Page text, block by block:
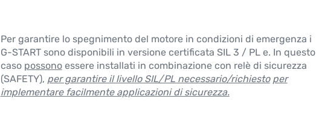
Per garantire lo spegnimento del motore in condizioni di emergenza i
G-START sono disponibili in versione certificata SIL 3 / PL e. In questo
caso possonoessere installati in combinazione con relè di sicurezza
(SAFETY), per garantire il livello SIL/PL necessario/richiesto per
implementare facilmente applicazioni di sicurezza.